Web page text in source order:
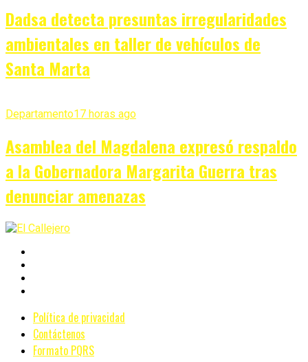
Dadsa detecta presuntas irregularidades
ambientales en taller de vehículos de
Santa Marta
Departamento17 horas ago
Asamblea del Magdalena expresó respaldo
a la Gobernadora Margarita Guerra tras
denunciar amenazas
Política de privacidad
Contáctenos
Formato PQRS